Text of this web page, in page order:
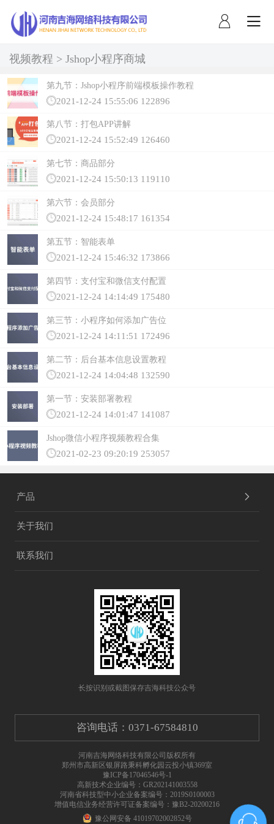
社区团购系统 跨境B2C商城
云产品
微派克小店 在线云客服
周边产品
云ERP+云收银
支付渠道
登录
视频教程 > Jshop小程序商城
第九节：Jshop小程序前端模板操作教程
2021-12-24 15:55:06 122896
第八节：打包APP讲解
2021-12-24 15:52:49 126460
第七节：商品部分
2021-12-24 15:50:13 119110
第六节：会员部分
2021-12-24 15:48:17 161354
第五节：智能表单
2021-12-24 15:46:32 173866
第四节：支付宝和微信支付配置
2021-12-24 14:14:49 175480
第三节：小程序如何添加广告位
2021-12-24 14:11:51 172496
第二节：后台基本信息设置教程
2021-12-24 14:04:48 132590
第一节：安装部署教程
2021-12-24 14:01:47 141087
Jshop微信小程序视频教程合集
2021-02-23 09:20:19 253057
产品
独立部署产品
B2C自营品牌商城
多门店商城系统
跨境B2C商城
在线云客服
短信中心
关于我们
联系我们
长按识别或截图保存吉海科技公众号
咨询电话：0371-67584810
河南吉海网络科技有限公司版权所有
郑州市高新区银屏路秉科孵化园云投小镇369室
豫ICP备17046546号-1
高新技术企业编号：GR202141003558
河南省科技型中小企业备案编号：2019S0100003
增值电信业务经营许可证备案编号：豫B2-20200216
豫公网安备 41019702002852号